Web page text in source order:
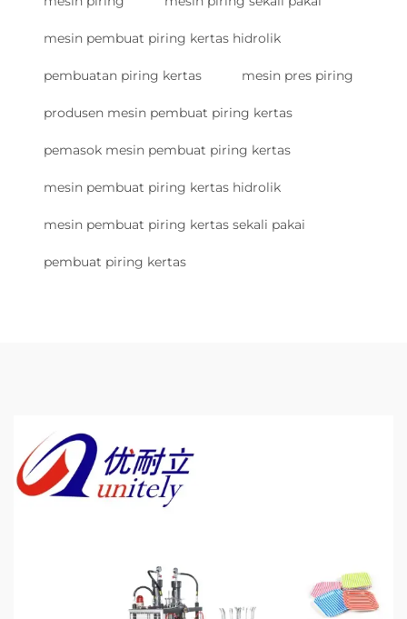
mesin pembuat piring kertas hidrolik
pembuatan piring kertas mesin pres piring
produsen mesin pembuat piring kertas
pemasok mesin pembuat piring kertas
mesin pembuat piring kertas hidrolik
mesin pembuat piring kertas sekali pakai
pembuat piring kertas